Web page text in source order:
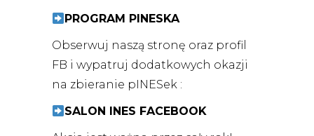
PROGRAM PINESKA
Obserwuj naszą stronę oraz profil
FB i wypatruj dodatkowych okazji
na zbieranie pINESek :
SALON INES FACEBOOK